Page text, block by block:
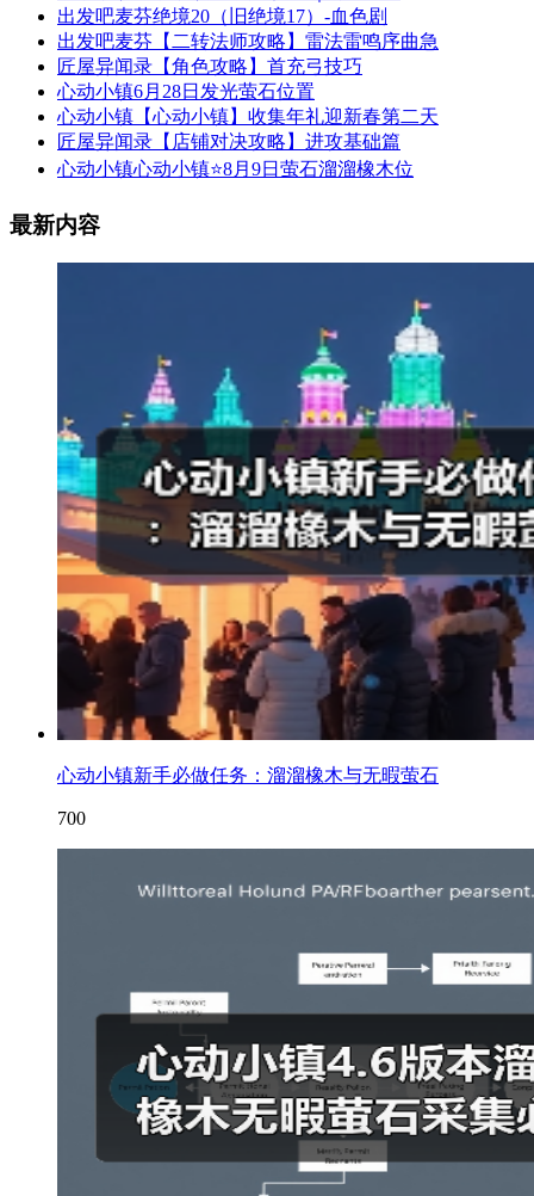
出发吧麦芬绝境20（旧绝境17）-血色剧
出发吧麦芬【二转法师攻略】雷法雷鸣序曲急
匠屋异闻录【角色攻略】首充弓技巧
心动小镇6月28日发光萤石位置
心动小镇【心动小镇】收集年礼迎新春第二天
匠屋异闻录【店铺对决攻略】进攻基础篇
心动小镇心动小镇⭐8月9日萤石溜溜橡木位
最新内容
心动小镇新手必做任务：溜溜橡木与无暇萤石
700